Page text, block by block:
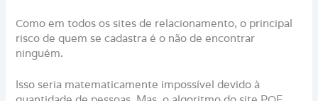
Como em todos os sites de relacionamento, o principal
risco de quem se cadastra é o não de encontrar
ninguém.
Isso seria matematicamente impossível devido à